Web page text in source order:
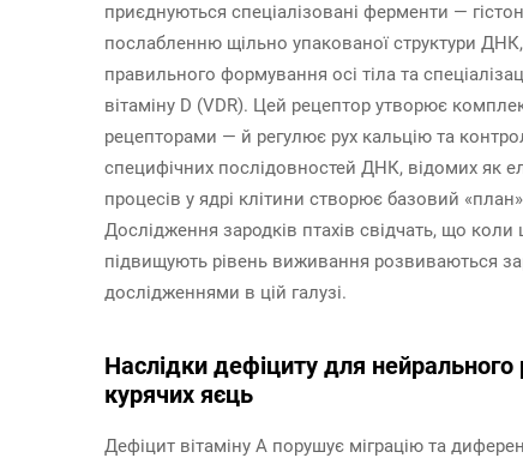
приєднуються спеціалізовані ферменти —
послабленню щільно упакованої структури
правильного формування осі тіла та
вітаміну D (VDR). Цей рецептор утворює
рецепторами — й регулює рух кальцію та
специфічних послідовностей ДНК, відомих як
процесів у ядрі клітини створює базовий
Дослідження зародків птахів свідчать, що
підвищують рівень виживання розвиваються
дослідженнями в цій галузі.
Наслідки дефіциту для
курячих яєць
Дефіцит вітаміну А порушує міграцію та